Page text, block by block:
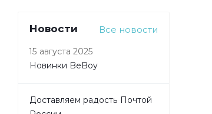
Новости Все новости
15 августа 2025
Новинки BeBoy
Доставляем радость Почтой